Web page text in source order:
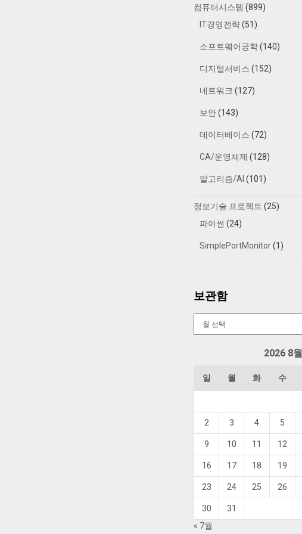
컴퓨터시스템 (899)
IT경영전략(51)
소프트웨어공학(140)
디지털서비스 (152)
네트워크 (127)
보안(143)
데이터베이스 (72)
CA/운영체제 (128)
알고리즘/AI (101)
정보기술 프로젝트 (25)
파이썬 (24)
SimplePortMonitor(1)
보관함
2026 8월
일 월 화 수
2 3 4 5
9 10 11 12
16 17 18 19
23 24 25 26
30
31
« 7월